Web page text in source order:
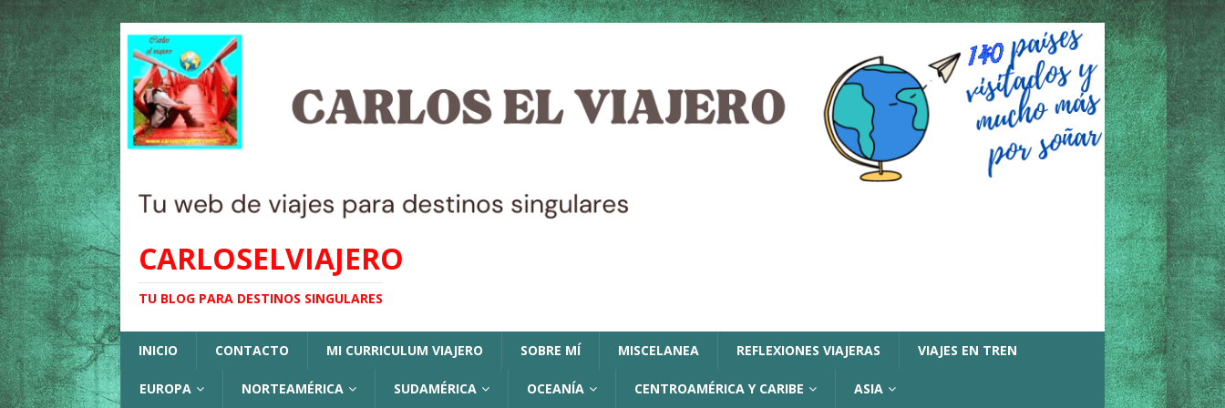
CARLOSELVIAJERO
TU BLOG PARA DESTINOS SINGULARES
INICIO CONTACTO MI CURRICULUM VIAJERO SOBRE MÍ MISCELANEA REFLEXIONES VIAJERAS VIAJES EN TREN
EUROPA NORTEAMÉRICA SUDAMÉRICA OCEANÍA CENTROAMÉRICA Y CARIBE ASIA